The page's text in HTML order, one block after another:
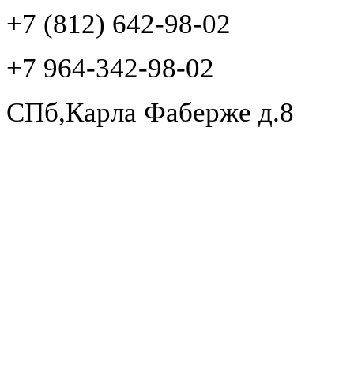
+7 (812) 642-98-02
+7 964-342-98-02
СПб,Карла Фаберже д.8